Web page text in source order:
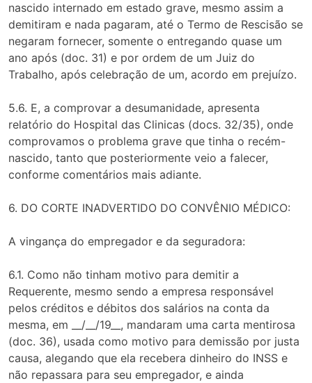
nascido internado em estado grave, mesmo assim a
demitiram e nada pagaram, até o Termo de Rescisão se
negaram fornecer, somente o entregando quase um
ano após (doc. 31) e por ordem de um Juiz do
Trabalho, após celebração de um, acordo em prejuízo.
5.6. E, a comprovar a desumanidade, apresenta
relatório do Hospital das Clinicas (docs. 32/35), onde
comprovamos o problema grave que tinha o recém-
nascido, tanto que posteriormente veio a falecer,
conforme comentários mais adiante.
6. DO CORTE INADVERTIDO DO CONVÊNIO MÉDICO:
A vingança do empregador e da seguradora:
6.1. Como não tinham motivo para demitir a
Requerente, mesmo sendo a empresa responsável
pelos créditos e débitos dos salários na conta da
mesma, em __/__/19__, mandaram uma carta mentirosa
(doc. 36), usada como motivo para demissão por justa
causa, alegando que ela recebera dinheiro do INSS e
não repassara para seu empregador, e ainda